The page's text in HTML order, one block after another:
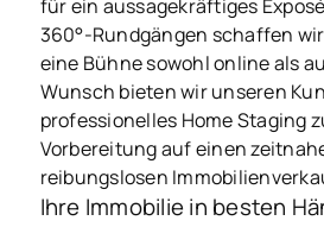
für ein aussagekräftiges
360°-Rundgängen schaffen
eine Bühne sowohl online als
Wunsch bieten wir unseren
professionelles Home Staging
Vorbereitung auf einen
reibungslosen
Ihre Immobilie in besten